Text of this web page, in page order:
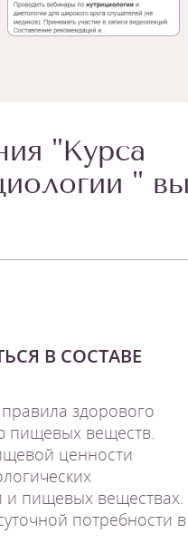
"Курса
"
В СОСТАВЕ
здорового
пищевых веществ.
ценности
и пищевых веществах.
потребности в